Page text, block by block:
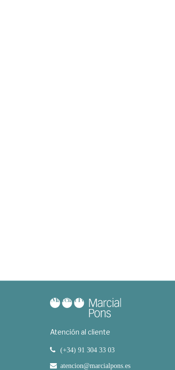
Atención al cliente
(+34) 91 304 33 03
atencion@marcialpons.es